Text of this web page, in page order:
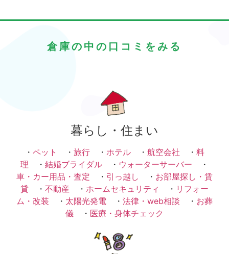
倉庫の中の口コミをみる
暮らし・住まい
・ ペット ・ 旅行 ・ ホテル ・ 航空会社 ・ 料
理 ・ 結婚ブライダル ・ ウォーターサーバー ・
車・カー用品・査定 ・ 引っ越し ・ お部屋探し・賃
貸 ・ 不動産 ・ ホームセキュリティ ・ リフォー
ム・改装 ・ 太陽光発電 ・ 法律・web相談 ・ お葬
儀 ・ 医療・身体チェック